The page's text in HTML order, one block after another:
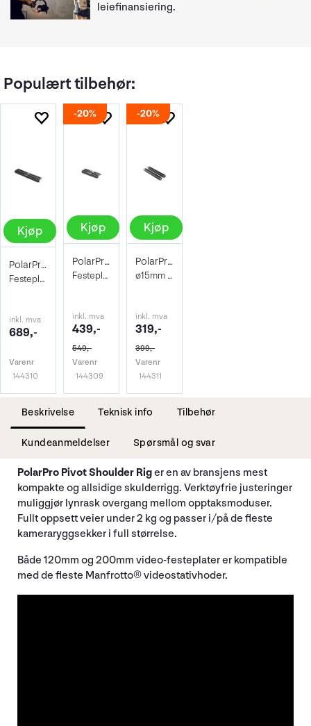
leiefinansiering.
Populært tilbehør:
Kjøp
PolarPro Pivot 200 Video Plate
Festeplate Pivot Rig + 501PL
inkl. mva
689,-
Varenr
144310
20%
Kjøp
PolarPro 120mm Plate og skruer
Festeplate Video tilsv Manfrotto 501PL
inkl. mva
439,-
549,-
Varenr
144309
20%
Kjøp
PolarPro 100mm Extension Rods
ø15mm ROD 10cm Carbon rør
inkl. mva
319,-
399,-
Varenr
144311
Beskrivelse Teknisk info Tilbehør
Kundeanmeldelser Spørsmål og svar
PolarPro Pivot Shoulder Riger en av bransjens mest
kompakte og allsidige skulderrigg. Verktøyfrie justeringer
muliggjør lynrask overgang mellom opptaksmoduser.
Fullt oppsett veier under 2 kg og passer i/på de fleste
kameraryggsekker i full størrelse.
Både 120mm og 200mm video-festeplater er kompatible
med de fleste Manfrotto® videostativhoder.